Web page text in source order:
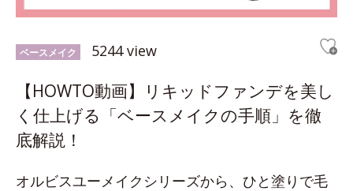
ベースメイク 5244 view
【HOWTO動画】リキッドファンデを美し
く仕上げる「ベースメイクの手順」を徹
底解説！
オルビスユーメイクシリーズから、ひと塗りで毛